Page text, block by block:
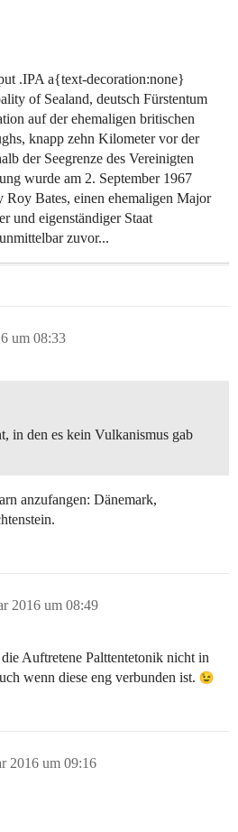
.IPA a{text-decoration:none}
of Sealand, deutsch Fürstentum
auf der ehemaligen britischen
knapp zehn Kilometer vor der
der Seegrenze des Vereinigten
wurde am 2. September 1967
Roy Bates, einen ehemaligen Major
und eigenständiger Staat
zuvor...
um 08:33
in den es kein Vulkanismus gab
anzufangen: Dänemark,
2016 um 08:49
Auftretene Palttentetonik nicht in
wenn diese eng verbunden ist.
2016 um 09:16